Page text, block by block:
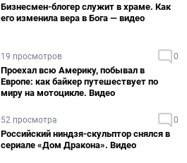
Бизнесмен-блогер служит в храме. Как
его изменила вера в Бога — видео
19 просмотров 0
Проехал всю Америку, побывал в
Европе: как байкер путешествует по
миру на мотоцикле. Видео
52 просмотра 0
Российский ниндзя-скульптор снялся в
сериале «Дом Дракона». Видео